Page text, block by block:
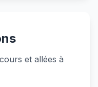
et allées à